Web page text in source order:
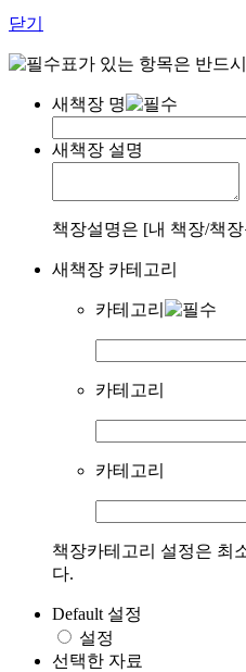
닫기
표가 있는 항목은 반드
새책장 명
새책장 설명
책장설명은 [내 책장/책
새책장 카테고리
카테고리
카테고리
카테고리
책장카테고리 설정은 최
다.
Default 설정
설정
선택한 자료